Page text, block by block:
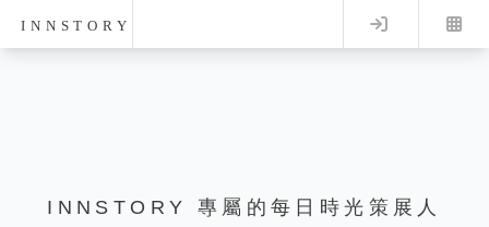
INNSTORY Log in
INNSTORY 專屬的每日時光策展人